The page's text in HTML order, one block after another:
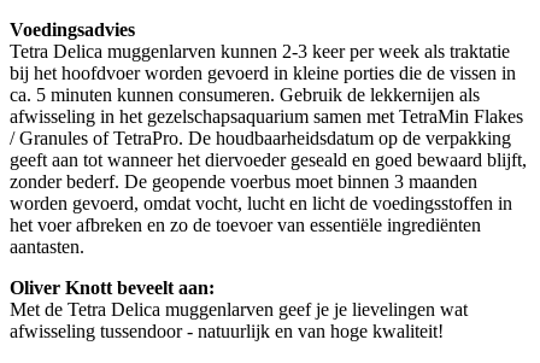
Voedingsadvies
Tetra Delica muggenlarven kunnen 2-3 keer per week als traktatie
bij het hoofdvoer worden gevoerd in kleine porties die de vissen in
ca. 5 minuten kunnen consumeren. Gebruik de lekkernijen als
afwisseling in het gezelschapsaquarium samen met TetraMin Flakes
/ Granules of TetraPro. De houdbaarheidsdatum op de verpakking
geeft aan tot wanneer het diervoeder geseald en goed bewaard blijft,
zonder bederf. De geopende voerbus moet binnen 3 maanden
worden gevoerd, omdat vocht, lucht en licht de voedingsstoffen in
het voer afbreken en zo de toevoer van essentiële ingrediënten
aantasten.
Oliver Knott beveelt aan:
Met de Tetra Delica muggenlarven geef je je lievelingen wat
afwisseling tussendoor - natuurlijk en van hoge kwaliteit!